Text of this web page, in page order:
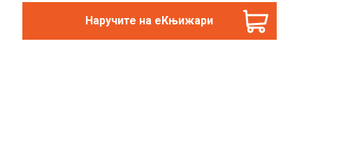
Наручите на еКњижари